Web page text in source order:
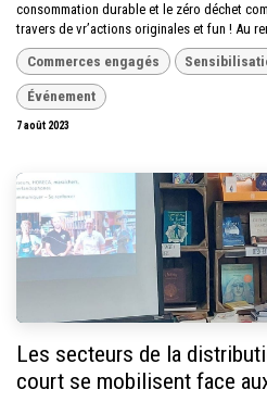
consommation durable et le zéro déchet
travers de vr’actions originales et fun ! Au
Commerces engagés
Événement
7 août 2023
Les secteurs de la
court se mobilisent face